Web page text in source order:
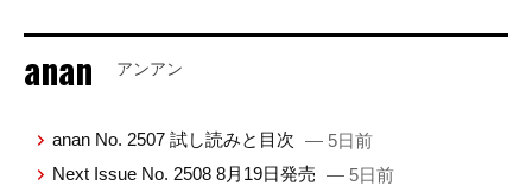
anan アンアン
anan No. 2507 試し読みと目次 — 5日前
Next Issue No. 2508 8月19日発売 — 5日前